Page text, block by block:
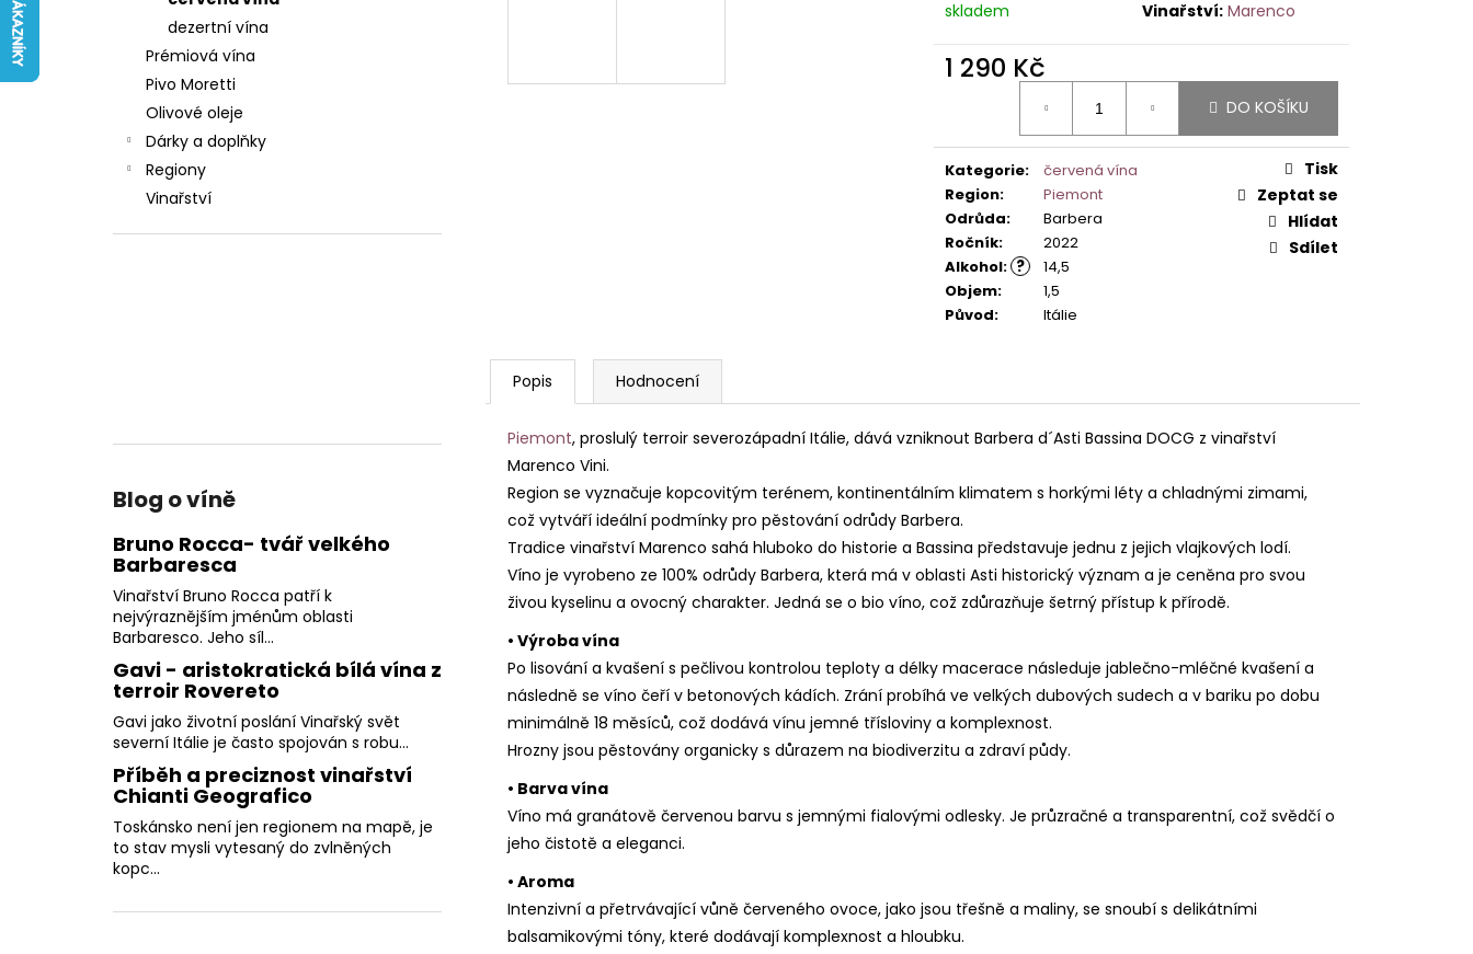
dezertní vína
Prémiová vína
Pivo Moretti
Olivové oleje
Dárky a doplňky
Regiony
Vinařství
Blog o víně
Bruno Rocca- tvář velkého
Barbaresca
Vinařství Bruno Rocca patří k
nejvýraznějším jménům oblasti
Barbaresco. Jeho síl...
Gavi - aristokratická bílá vína z
terroir Rovereto
Gavi jako životní poslání Vinařský svět
severní Itálie je často spojován s robu...
Příběh a preciznost vinařství
Chianti Geografico
Toskánsko není jen regionem na mapě, je
to stav mysli vytesaný do zvlněných
kopc...
skladem Marenco
1 290 Kč
DO KOŠÍKU
Kategorie:
červená vína
Region:
Piemont
Odrůda:
Barbera
Ročník: 2022
?
Alkohol:
14,5
Objem:
1,5
Původ: Itálie
Tisk
Zeptat se
Hlídat
Sdílet
Popis Hodnocení
Piemont, proslulý terroir severozápadní Itálie, dává vzniknout Barbera d´Asti Bassina DOCG z vinařství
Marenco Vini.
Region se vyznačuje kopcovitým terénem, kontinentálním klimatem s horkými léty a chladnými zimami,
což vytváří ideální podmínky pro pěstování odrůdy Barbera.
Tradice vinařství Marenco sahá hluboko do historie a Bassina představuje jednu z jejich vlajkových lodí.
Víno je vyrobeno ze 100% odrůdy Barbera, která má v oblasti Asti historický význam a je ceněna pro svou
živou kyselinu a ovocný charakter. Jedná se o bio víno, což zdůrazňuje šetrný přístup k přírodě.
• Výroba vína
Po lisování a kvašení s pečlivou kontrolou teploty a délky macerace následuje jablečno-mléčné kvašení a
následně se víno čeří v betonových kádích. Zrání probíhá ve velkých dubových sudech a v bariku po dobu
minimálně 18 měsíců, což dodává vínu jemné třísloviny a komplexnost.
Hrozny jsou pěstovány organicky s důrazem na biodiverzitu a zdraví půdy.
• Barva vína
Víno má granátově červenou barvu s jemnými fialovými odlesky. Je průzračné a transparentní, což svědčí o
jeho čistotě a eleganci.
• Aroma
Intenzivní a přetrvávající vůně červeného ovoce, jako jsou třešně a maliny, se snoubí s delikátními
balsamikovými tóny, které dodávají komplexnost a hloubku.
242 Kč